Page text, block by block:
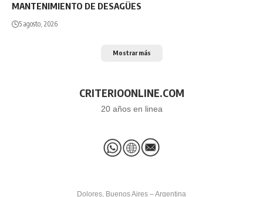
MANTENIMIENTO DE DESAGÜES
5 agosto, 2026
Mostrar más
CRITERIOONLINE.COM
20 años en linea
Dolores, Buenos Aires – Argentina